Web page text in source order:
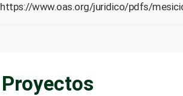
https://www.oas.org/juridico/pdfs/
Proyectos